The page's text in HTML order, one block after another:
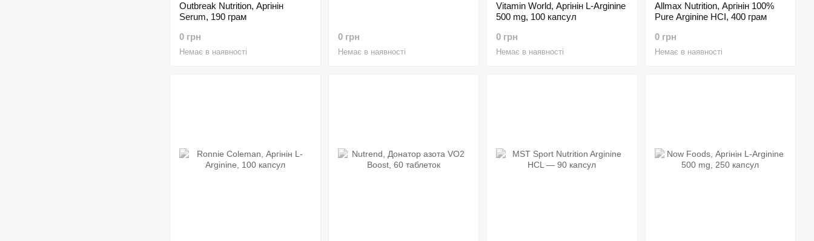
Outbreak Nutrition, Аргінін
Serum, 190 грам
0 грн
Немає в наявності
0 грн
Немає в наявності
Vitamin World, Аргінін L-Arginine
500 mg, 100 капсул
0 грн
Немає в наявності
Allmax Nutrition, Аргінін 100%
Pure Arginine HCI, 400 грам
0 грн
Немає в наявності